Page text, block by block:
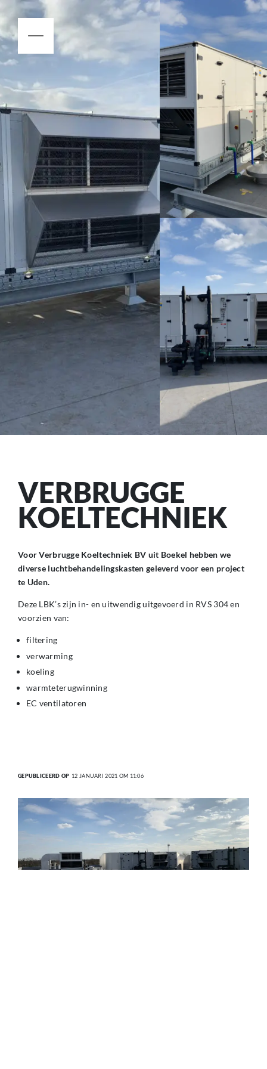
VERBRUGGE
KOELTECHNIEK
Voor Verbrugge Koeltechniek BV uit Boekel hebben we
diverse luchtbehandelingskasten geleverd voor een project
te Uden.
Deze LBK’s zijn in- en uitwendig uitgevoerd in RVS 304 en
voorzien van:
filtering
verwarming
koeling
warmteterugwinning
EC ventilatoren
GEPUBLICEERD OP 12 JANUARI 2021 OM 11:06